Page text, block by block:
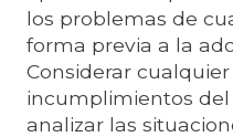
los problemas de
forma previa a la
Considerar
incumplimientos
analizar las